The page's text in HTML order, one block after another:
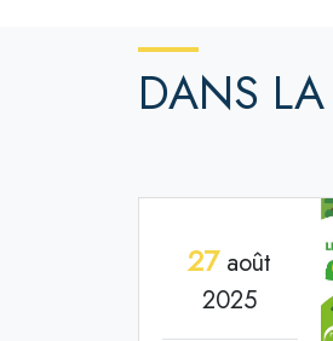
DANS
27août
2025